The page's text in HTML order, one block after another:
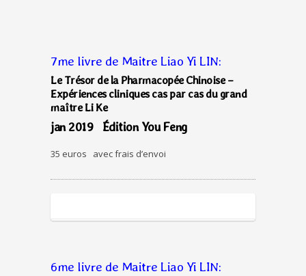
7me livre de Maitre Liao Yi LIN:
Le Trésor de la Pharmacopée Chinoise –
Expériences cliniques cas par cas du grand
maître Li Ke
jan 2019 Édition You Feng
35 euros avec frais d’envoi
6me livre de Maitre Liao Yi LIN: